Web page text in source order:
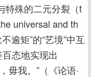
特殊的二元分裂（t
universal and th
逾矩”的“艺境”中互
态地实现出
毋我。”（《论语·